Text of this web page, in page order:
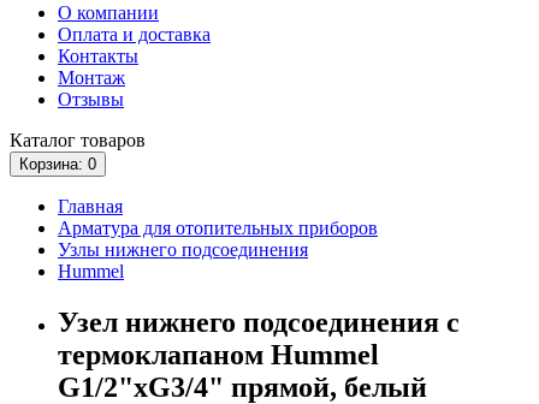
О компании
Оплата и доставка
Контакты
Монтаж
Отзывы
Каталог товаров
Корзина: 0
Главная
Арматура для отопительных приборов
Узлы нижнего подсоединения
Hummel
Узел нижнего подсоединения с
термоклапаном Hummel
G1/2"xG3/4" прямой, белый